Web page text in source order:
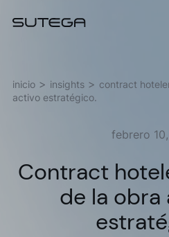
inicio insights
contract
activo estratégico.
febrero
Contract
de la obra
Nombre*